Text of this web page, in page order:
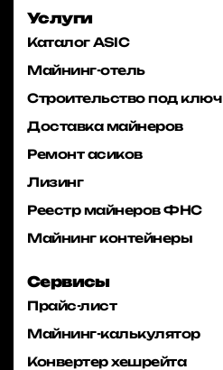
Услуги
Каталог ASIC
Майнинг-отель
Строительство под ключ
Доставка майнеров
Ремонт асиков
Лизинг
Реестр майнеров ФНС
Майнинг контейнеры
Сервисы
Прайс-лист
Майнинг-калькулятор
Конвертер хешрейта